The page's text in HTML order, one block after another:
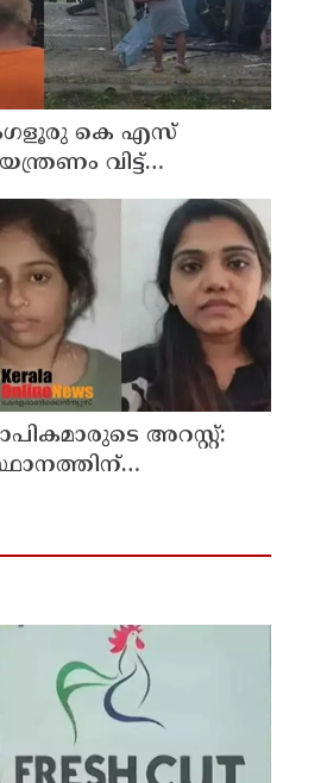
കെ എസ്
വിട്ട്
ഡ്രൈവര്‍ക്കും
അറസ്റ്റ്: